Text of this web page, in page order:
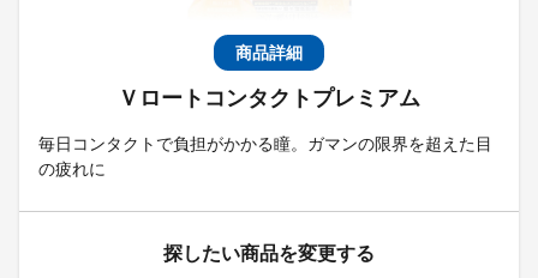
商品詳細
Ｖロートコンタクトプレミアム
毎日コンタクトで負担がかかる瞳。ガマンの限界を超えた目
の疲れに
探したい商品を変更する